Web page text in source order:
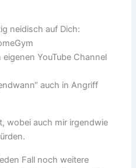
neidisch auf Dich:
YouTube Channel
auch in Angriff
wobei auch mir irgendwie
Fall noch weitere